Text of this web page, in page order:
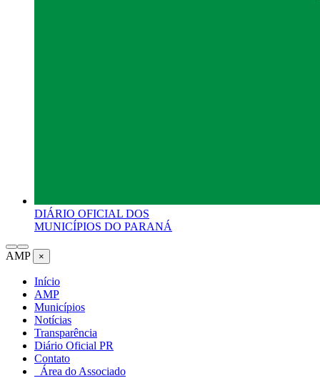
DIÁRIO OFICIAL DOS
MUNICÍPIOS DO PARANÁ
AMP ×
Início
AMP
Municípios
Notícias
Transparência
Diário Oficial PR
Contato
Área do Associado